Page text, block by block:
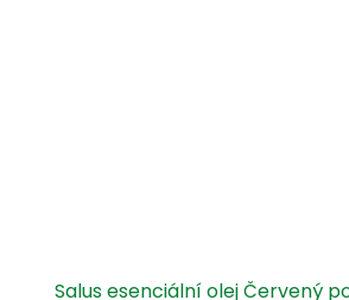
Salus esenciální olej Červený